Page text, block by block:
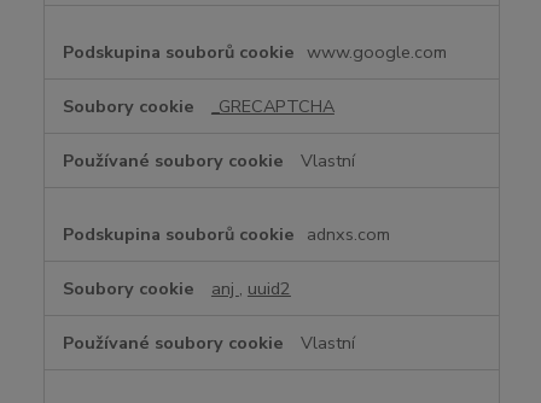
www.google.com
_GRECAPTCHA
Vlastní
adnxs.com
anj , uuid2
Vlastní